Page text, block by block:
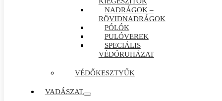
NADRÁGOK –
RÖVIDNADRÁGOK
PÓLÓK
PULÓVEREK
SPECIÁLIS
VÉDŐRUHÁZAT
VÉDŐKESZTYŰK
VADÁSZAT